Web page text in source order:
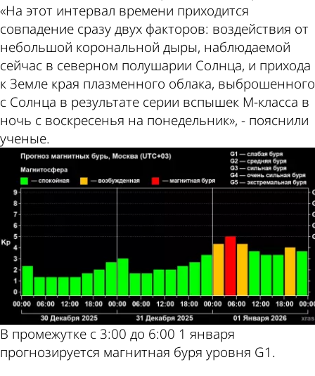
«На этот интервал времени приходится
совпадение сразу двух факторов: воздействия от
небольшой корональной дыры, наблюдаемой
сейчас в северном полушарии Солнца, и прихода
к Земле края плазменного облака, выброшенного
с Солнца в результате серии вспышек M-класса в
ночь с воскресенья на понедельник», - пояснили
ученые.
В промежутке с 3:00 до 6:00 1 января
прогнозируется магнитная буря уровня G1.